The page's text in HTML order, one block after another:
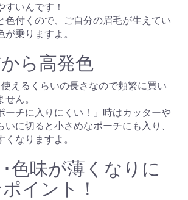
いんです！
色付くので、ご自分の眉毛が生えてい
乗りますよ。
ら高発色
えるくらいの長さなので頻繁に買い
ん。
ーチに入りにくい！」時はカッターや
いに切ると小さめなポーチにも入り、
なりますよ。
色味が薄くなりに
イント！